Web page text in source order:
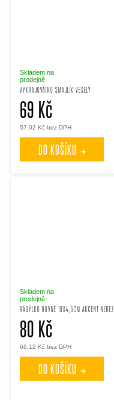
VYKRAJOVÁTKO SMAJLÍK VESELÝ
Skladem na
prodejně
57,02 Kč bez DPH
69 Kč
DO KOŠÍKU
RÁDÝLKO ROVNÉ 19X4,5CM AKCENT NEREZ
Skladem na
prodejně
66,12 Kč bez DPH
80 Kč
DO KOŠÍKU